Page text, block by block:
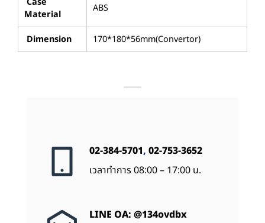
Material
ABS
Dimension 170*180*56mm(Convertor)
02-384-5701, 02-753-3652
เวลาทำการ 08:00 – 17:00 น.
LINE OA: @134ovdbx